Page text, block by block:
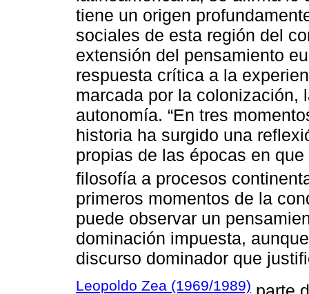
tiene un origen
sociales de esta región del
extensión del pensamiento
respuesta crítica a la
marcada por la colonización,
autonomía. “En tres
historia ha surgido una
propias de las épocas en
filosofía a procesos
primeros momentos de la
puede observar un
dominación impuesta,
discurso dominador que
Leopoldo Zea (1969/1989)